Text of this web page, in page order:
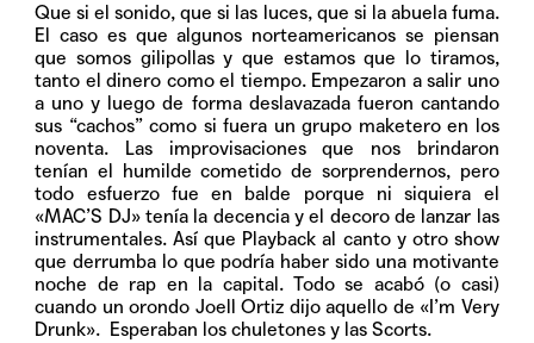
Que si el sonido, que si las luces, que si la abuela fuma.
El caso es que algunos norteamericanos se piensan
que somos gilipollas y que estamos que lo tiramos,
tanto el dinero como el tiempo. Empezaron a salir uno
a uno y luego de forma deslavazada fueron cantando
sus “cachos” como si fuera un grupo maketero en los
noventa. Las improvisaciones que nos brindaron
tenían el humilde cometido de sorprendernos, pero
todo esfuerzo fue en balde porque ni siquiera el
«MAC’S DJ» tenía la decencia y el decoro de lanzar las
instrumentales. Así que Playback al canto y otro show
que derrumba lo que podría haber sido una motivante
noche de rap en la capital. Todo se acabó (o casi)
cuando un orondo Joell Ortiz dijo aquello de «I’m Very
Drunk». Esperaban los chuletones y las Scorts.